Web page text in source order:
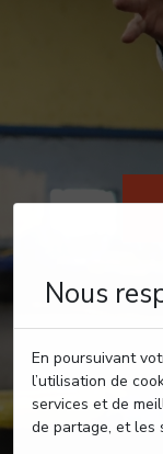
Nous
En poursuivant
l’utilisation de
services et de
de partage, et les